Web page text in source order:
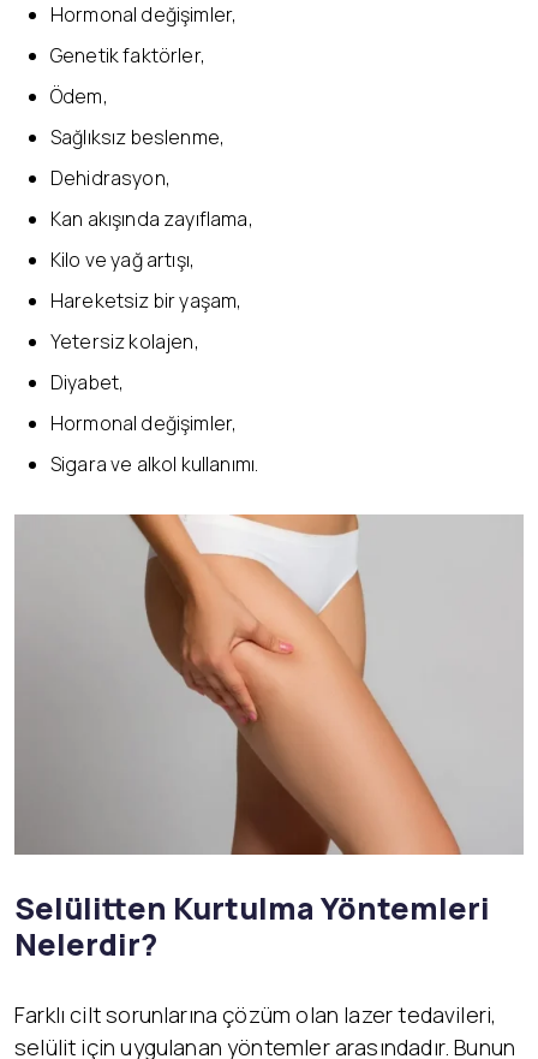
Hormonal değişimler,
Genetik faktörler,
Ödem,
Sağlıksız beslenme,
Dehidrasyon,
Kan akışında zayıflama,
Kilo ve yağ artışı,
Hareketsiz bir yaşam,
Yetersiz kolajen,
Diyabet,
Hormonal değişimler,
Sigara ve alkol kullanımı.
Selülitten Kurtulma Yöntemleri
Nelerdir?
Farklı cilt sorunlarına çözüm olan lazer tedavileri,
selülit için uygulanan yöntemler arasındadır. Bunun